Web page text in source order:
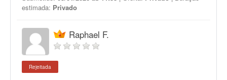
estimada: Privado
Raphael F.
Rejeitada